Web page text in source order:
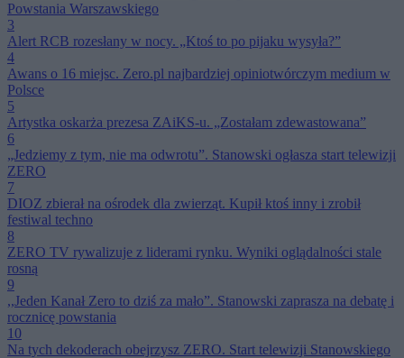
Powstania Warszawskiego
3
Alert RCB rozesłany w nocy. „Ktoś to po pijaku wysyła?”
4
Awans o 16 miejsc. Zero.pl najbardziej opiniotwórczym medium w
Polsce
5
Artystka oskarża prezesa ZAiKS-u. „Zostałam zdewastowana”
6
„Jedziemy z tym, nie ma odwrotu”. Stanowski ogłasza start telewizji
ZERO
7
DIOZ zbierał na ośrodek dla zwierząt. Kupił ktoś inny i zrobił
festiwal techno
8
ZERO TV rywalizuje z liderami rynku. Wyniki oglądalności stale
rosną
9
,,Jeden Kanał Zero to dziś za mało”. Stanowski zaprasza na debatę i
rocznicę powstania
10
Na tych dekoderach obejrzysz ZERO. Start telewizji Stanowskiego